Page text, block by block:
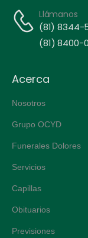
Llámanos
(81) 8344-
(81) 8400-
Acerca
Nosotros
Grupo OCYD
Funerales Dolores
Servicios
Capillas
Obituarios
Previsiones